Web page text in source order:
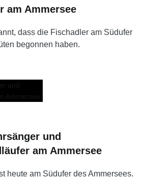
am Ammersee
dass die Fischadler am Südufer
begonnen haben.
und
am Ammersee
heute am Südufer des Ammersees.